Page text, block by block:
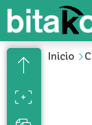
Inicio